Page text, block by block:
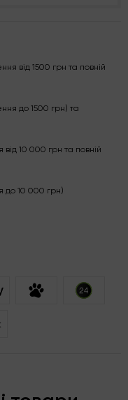
від 1500 грн та повній
до 1500 грн) та
10 000 грн та повній
до 10 000 грн)